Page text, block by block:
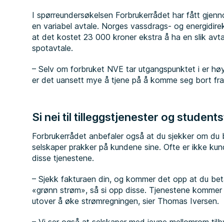
I spørreundersøkelsen Forbrukerrådet har fått
en variabel avtale. Norges vassdrags- og
at det kostet 23 000 kroner ekstra å ha en slik
spotavtale.
– Selv om forbruket NVE tar utgangspunktet i er
er det uansett mye å tjene på å komme seg bort
Si nei til tilleggstjenester og
Forbrukerrådet anbefaler også at du sjekker om
selskaper prakker på kundene sine. Ofte er ikke
disse tjenestene.
– Sjekk fakturaen din, og kommer det opp at du
«grønn strøm», så si opp disse. Tjenestene
utover å øke strømregningen, sier Thomas Iversen.